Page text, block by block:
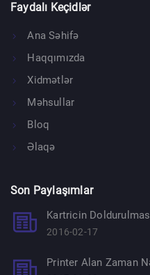
Faydalı Keçidlər
Ana Səhifə
Haqqımızda
Xidmətlər
Məhsullar
Bloq
Əlaqə
Son Paylaşımlar
Kartricin
2016-02-17
Printer Alan Zaman